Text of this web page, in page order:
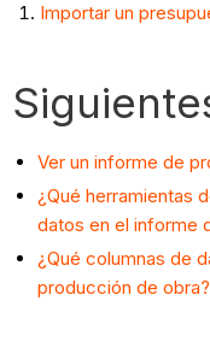
Importar un
Ver un informe de
¿Qué herramientas
datos en el informe
¿Qué columnas de
producción de obra?